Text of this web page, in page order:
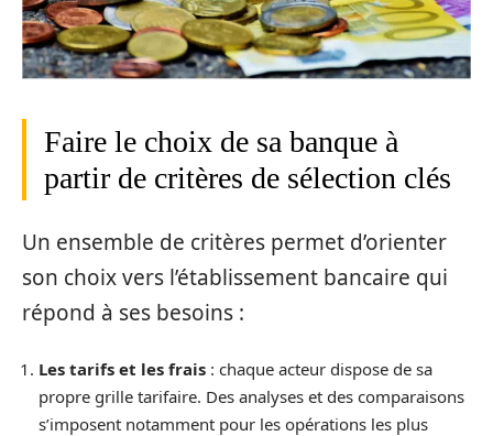
Faire le choix de sa banque à
partir de critères de sélection clés
Un ensemble de critères permet d’orienter
son choix vers l’établissement bancaire qui
répond à ses besoins :
Les tarifs et les frais : chaque acteur dispose de sa
propre grille tarifaire. Des analyses et des comparaisons
s’imposent notamment pour les opérations les plus